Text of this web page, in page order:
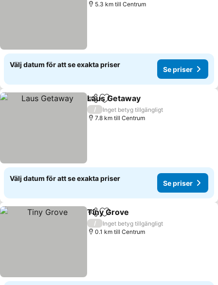
5.3 km till Centrum
Välj datum för att se exakta priser
Se priser
Dela Lägg till i Mina Favoriter
Laus Getaway
/
Inget betyg tillgängligt
7.8 km till Centrum
Välj datum för att se exakta priser
Se priser
Dela Lägg till i Mina Favoriter
Tiny Grove
/
Inget betyg tillgängligt
0.1 km till Centrum